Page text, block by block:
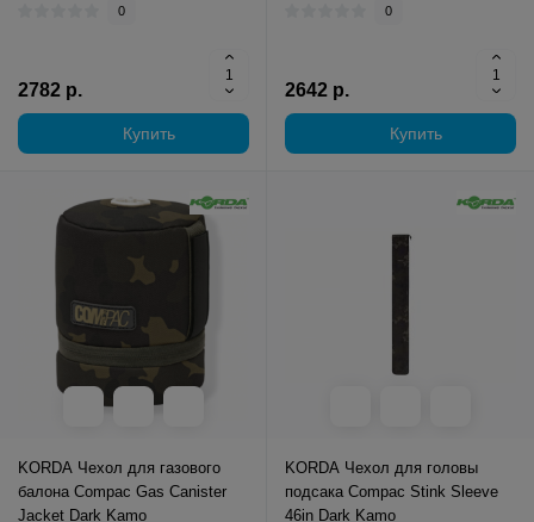
0
2782 р.
Купить
0
2642 р.
Купить
KORDA Чехол для газового
балона Compac Gas Canister
Jacket Dark Kamo
KORDA Чехол для головы
подсака Compac Stink Sleeve
46in Dark Kamo